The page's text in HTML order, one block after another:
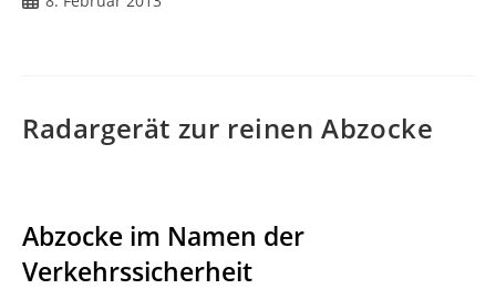
Radargerät zur reinen Abzocke
Abzocke im Namen der
Verkehrssicherheit